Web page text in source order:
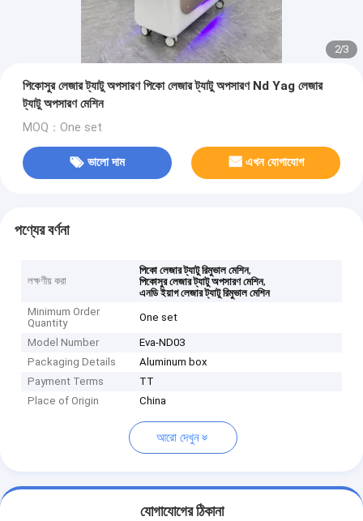
2/3
পিকোসুর লেজার ট্যাটু অপসারণ পিকো লেজার ট্যাটু অপসারণ Nd Yag লেজার
ট্যাটু অপসারণ মেশিন
MOQ：One set
ভালো দাম এখন যোগাযোগ
পণ্যের বর্ণনা
লক্ষণীয় করা
পিকো লেজার ট্যাটু রিমুভাল মেশিন,
পিকোসুর লেজার ট্যাটু অপসারণ মেশিন,
এনডি ইয়াগ লেজার ট্যাটু রিমুভাল মেশিন
Minimum Order
Quantity
One set
Model Number
Eva-ND03
Packaging Details
Aluminum box
Payment Terms
TT
Place of Origin
China
আরো দেখুন
যোগাযোগের ঠিকানা